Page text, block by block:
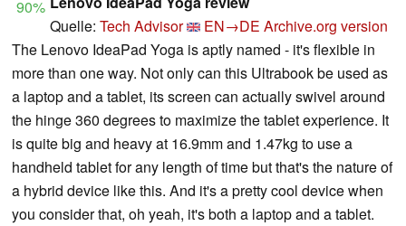
90%
Quelle: Tech Advisor EN→DE Archive.org version
The Lenovo IdeaPad Yoga is aptly named - it's flexible in
more than one way. Not only can this Ultrabook be used as
a laptop and a tablet, its screen can actually swivel around
the hinge 360 degrees to maximize the tablet experience. It
is quite big and heavy at 16.9mm and 1.47kg to use a
handheld tablet for any length of time but that's the nature of
a hybrid device like this. And it's a pretty cool device when
you consider that, oh yeah, it's both a laptop and a tablet.